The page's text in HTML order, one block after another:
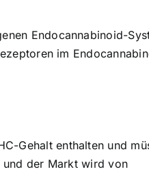
Endocannabinoid-
im
Gehalt enthalten und
und der Markt wird von